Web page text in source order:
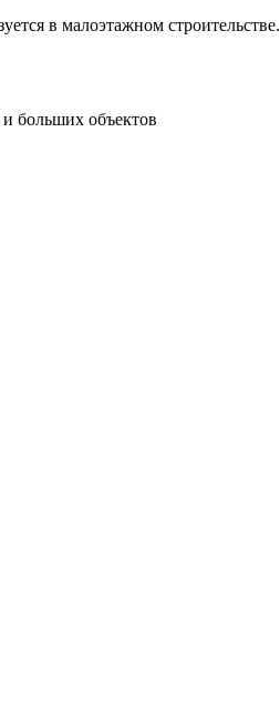
в малоэтажном строительстве.
больших объектов